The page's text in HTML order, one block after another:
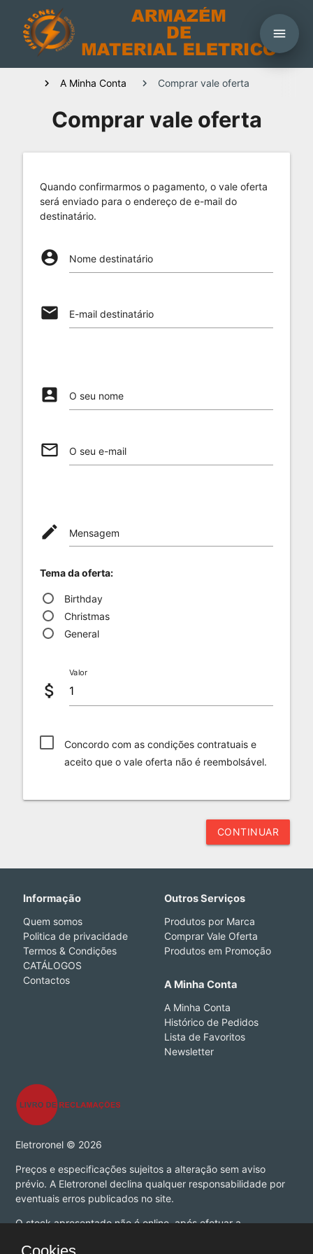
menu
A Minha Conta Comprar vale oferta
Comprar vale oferta
Quando confirmarmos o pagamento, o vale oferta
será enviado para o endereço de e-mail do
destinatário.
account_circle Nome destinatário
email E-mail destinatário
account_box O seu nome
mail_outline O seu e-mail
mode_edit Mensagem
Tema da oferta:
Birthday
Christmas
General
attach_money
Valor
Concordo com as condições contratuais e
aceito que o vale oferta não é reembolsável.
CONTINUAR
Informação
Quem somos
Politica de privacidade
Termos & Condições
CATÁLOGOS
Contactos
Outros Serviços
Produtos por Marca
Comprar Vale Oferta
Produtos em Promoção
A Minha Conta
A Minha Conta
Histórico de Pedidos
Lista de Favoritos
Newsletter
Eletroronel © 2026
Preços e especificações sujeitos a alteração sem aviso
prévio. A Eletroronel declina qualquer responsabilidade por
eventuais erros publicados no site.
O stock apresentado não é online, após efetuar a